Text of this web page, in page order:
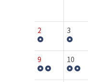
2 3
9 10